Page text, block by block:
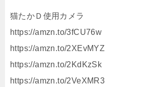
猫たかＤ使用カメラ
https://amzn.to/3fCU76w
https://amzn.to/2XEvMYZ
https://amzn.to/2KdKzSk
https://amzn.to/2VeXMR3